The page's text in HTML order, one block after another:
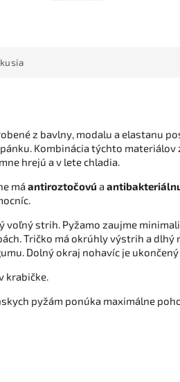
z bavlny, modalu a elastanu
Kombinácia týchto materiálov
hrejú a v lete chladia.
máantiroztočovú a
voľný strih. Pyžamo zaujme
Tričko má okrúhly výstrih a dlhý
Dolný okraj nohavíc je
krabičke.
pyžám ponúka maximálne